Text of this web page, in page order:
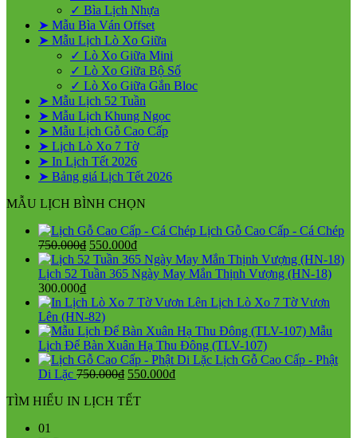
✓ Bìa Lịch Nhựa
➤ Mẫu Bìa Ván Offset
➤ Mẫu Lịch Lò Xo Giữa
✓ Lò Xo Giữa Mini
✓ Lò Xo Giữa Bộ Số
✓ Lò Xo Giữa Gắn Bloc
➤ Mẫu Lịch 52 Tuần
➤ Mẫu Lịch Khung Ngọc
➤ Mẫu Lịch Gỗ Cao Cấp
➤ Lịch Lò Xo 7 Tờ
➤ In Lịch Tết 2026
➤ Bảng giá Lịch Tết 2026
MẪU LỊCH BÌNH CHỌN
Lịch Gỗ Cao Cấp - Cá Chép
750.000₫ Giá
gốc
là:
550.000₫Giá
hiện
tại
550.000₫.
Lịch 52 Tuần 365 Ngày May Mắn Thịnh Vượng (HN-18)
300.000₫
Lịch Lò Xo 7 Tờ Vươn
Lên (HN-82)
Mẫu
Lịch Để Bàn Xuân Hạ Thu Đông (TLV-107)
Lịch Gỗ Cao Cấp - Phật
Di Lặc 750.000₫ Giá
là:
550.000₫Giá
TÌM HIỂU IN LỊCH TẾT
01